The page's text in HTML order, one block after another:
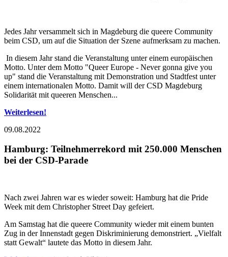
Jedes Jahr versammelt sich in Magdeburg die queere Community
beim CSD, um auf die Situation der Szene aufmerksam zu machen.
In diesem Jahr stand die Veranstaltung unter einem europäischen
Motto. Unter dem Motto "Queer Europe - Never gonna give you
up" stand die Veranstaltung mit Demonstration und Stadtfest unter
einem internationalen Motto. Damit will der CSD Magdeburg
Solidarität mit queeren Menschen...
Weiterlesen!
09.08.2022
Hamburg: Teilnehmerrekord mit 250.000 Menschen
bei der CSD-Parade
Nach zwei Jahren war es wieder soweit: Hamburg hat die Pride
Week mit dem Christopher Street Day gefeiert.
Am Samstag hat die queere Community wieder mit einem bunten
Zug in der Innenstadt gegen Diskriminierung demonstriert. „Vielfalt
statt Gewalt“ lautete das Motto in diesem Jahr.